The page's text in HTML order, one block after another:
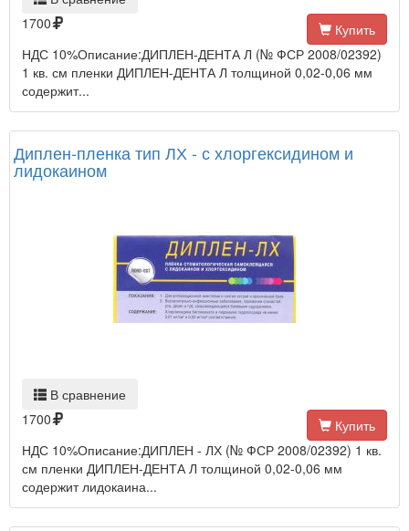
1700
Купить
НДС 10%Описание:ДИПЛЕН-ДЕНТА Л (№ ФСР 2008/02392)
1 кв. см пленки ДИПЛЕН-ДЕНТА Л толщиной 0,02-0,06 мм
содержит...
Диплен-пленка тип ЛХ - с хлоргексидином и
лидокаином
В сравнение
1700
Купить
НДС 10%Описание:ДИПЛЕН - ЛХ (№ ФСР 2008/02392) 1 кв.
см пленки ДИПЛЕН-ДЕНТА Л толщиной 0,02-0,06 мм
содержит лидокаина...